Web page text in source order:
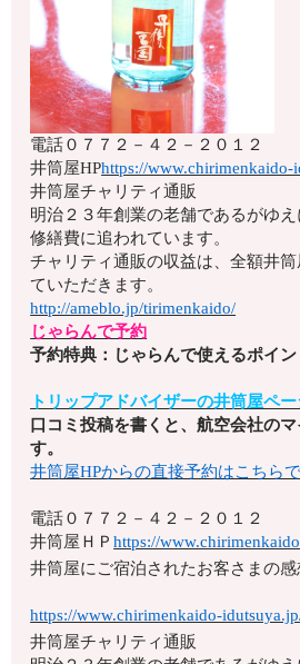
電話０７７２－４２－２０１２
井筒屋HPhttps://www.chirimenkaido-
井筒屋チャリティ通販
明治２３年創業の老舗であるがゆ
修繕費に追われています。
チャリティ通販の収益は、全額井
ていただきます。
http://ameblo.jp/tirimenkaido/
じゃらんで予約
予約特典：じゃらんで使えるポイン
トリップアドバイザーの井筒屋ペー
口コミ投稿を書くと、航空会社の
す。
井筒屋HPからの直接予約はこちら
電話０７７２－４２－２０１２
井筒屋ＨＰhttps://
井筒屋にご宿泊されたお客さまの感
https://www.chirimenkaido-
井筒屋チャリティ通販